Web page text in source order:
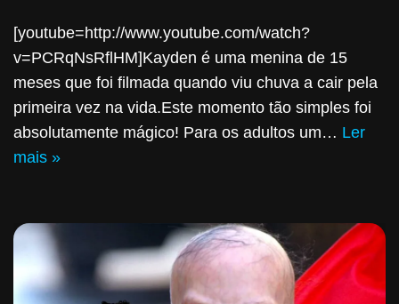
[youtube=http://www.youtube.com/watch?
v=PCRqNsRflHM]Kayden é uma menina de 15
meses que foi filmada quando viu chuva a cair pela
primeira vez na vida.Este momento tão simples foi
absolutamente mágico! Para os adultos um… Ler
mais »